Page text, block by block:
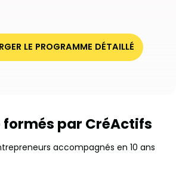
LE PROGRAMME DÉTAILLÉ
formés par CréActifs
accompagnés en 10 ans